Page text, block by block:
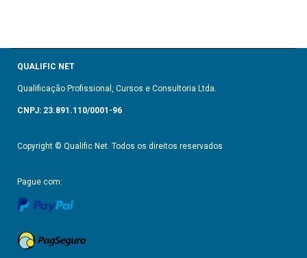
QUALIFIC NET
Qualificação Profissional, Cursos e Consultoria Ltda.
CNPJ: 23.891.110/0001-96
Copyright © Qualific Net. Todos os direitos reservados
Pague com: